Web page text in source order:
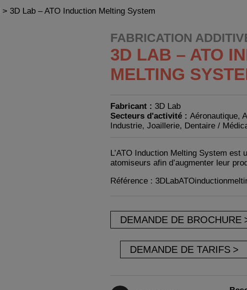
> 3D Lab – ATO Induction Melting System
FABRICATION
3D LAB – ATO
MELTING
Fabricant : 3D Lab
Secteurs d'activité :Aéronautique,
Industrie, Joaillerie, Dentaire /
L’ATO Induction Melting System est
atomiseurs afin d’augmenter leur
Référence :
DEMANDE DE BROCHURE
DEMANDE DE TARIFS